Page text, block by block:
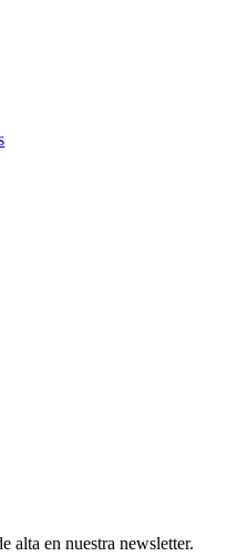
alta en nuestra newsletter.